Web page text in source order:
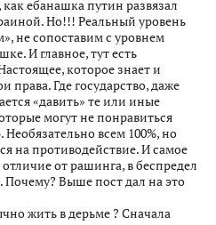
как ебанашка путин развязал
Но!!! Реальный уровень
не сопоставим с уровнем
И главное, тут есть
которое знает и
права. Где государство, даже
«давить» те или иные
могут не понравиться
всем 100%, но
на противодействие. И самое
от рашинга, в беспредел
Почему? Выше пост дал на это
жить в дерьме ? Сначала